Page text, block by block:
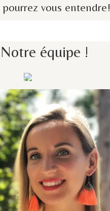
pourrez vous entendre!
Notre équipe !